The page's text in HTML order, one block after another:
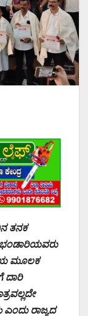
‌ತನಕ
ಮೂಲಕ
ದಾರಿ
ರಾಜ್ಯದ